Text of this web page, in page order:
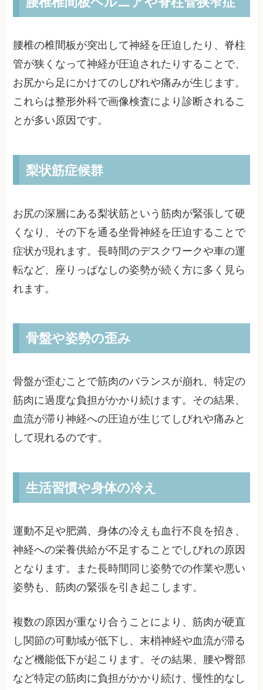
腰椎の椎間板が突出して神経を圧迫したり、脊柱
管が狭くなって神経が圧迫されたりすることで、
お尻から足にかけてのしびれや痛みが生じます。
これらは整形外科で画像検査により診断されるこ
とが多い原因です。
梨状筋症候群
お尻の深層にある梨状筋という筋肉が緊張して硬
くなり、その下を通る坐骨神経を圧迫することで
症状が現れます。長時間のデスクワークや車の運
転など、座りっぱなしの姿勢が続く方に多く見ら
れます。
骨盤や姿勢の歪み
骨盤が歪むことで筋肉のバランスが崩れ、特定の
筋肉に過度な負担がかかり続けます。その結果、
血流が滞り神経への圧迫が生じてしびれや痛みと
して現れるのです。
生活習慣や身体の冷え
運動不足や肥満、身体の冷えも血行不良を招き、
神経への栄養供給が不足することでしびれの原因
となります。また長時間同じ姿勢での作業や悪い
姿勢も、筋肉の緊張を引き起こします。
複数の原因が重なり合うことにより、筋肉が硬直
し関節の可動域が低下し、末梢神経や血流が滞る
など機能低下が起こります。その結果、腰や臀部
など特定の筋肉に負担がかかり続け、慢性的なし